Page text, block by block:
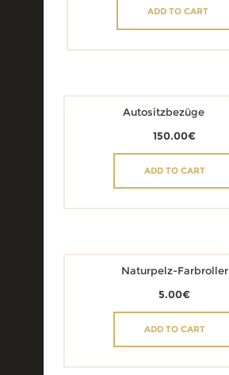
ADD TO CART
Autositzbezüge
150.00€
ADD TO CART
Naturpelz-Farbroller
5.00€
ADD TO CART